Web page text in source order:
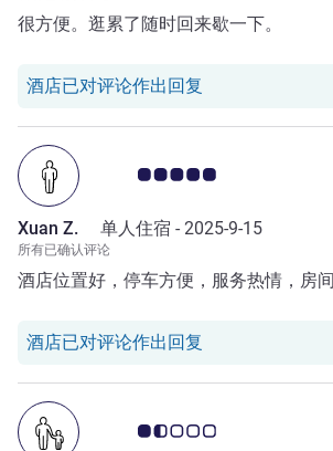
很方便。逛累了随时回来歇一下。
酒店已对评论作出回复 我们酒店已对
客户意见评级 5.0/5
Xuan Z. 单人住宿 - 2025-9-15
所有已确认评论
酒店位置好，停车方便，服务热情，房
酒店已对评论作出回复 我们酒店已对
客户意见评级 1.5/5